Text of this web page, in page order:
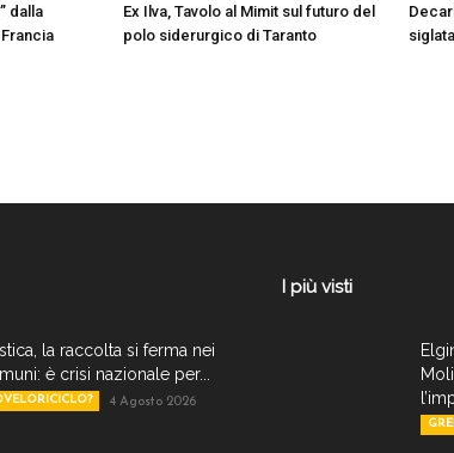
dalla
Ex Ilva, Tavolo al Mimit sul futuro del
polo siderurgico di Taranto
la raccolta si ferma nei
è crisi nazionale per...
4 Agosto 2026
I più visti